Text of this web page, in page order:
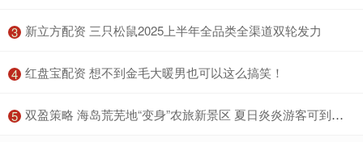
3 ​新立方配资 三只松鼠2025上半年全品类全渠道双轮发力
4 ​红盘宝配资 想不到金毛大暖男也可以这么搞笑！
5 ​双盈策略 海岛荒芜地“变身”农旅新景区 夏日炎炎游客可到南澳四季田园采摘瓜果诗意栖居